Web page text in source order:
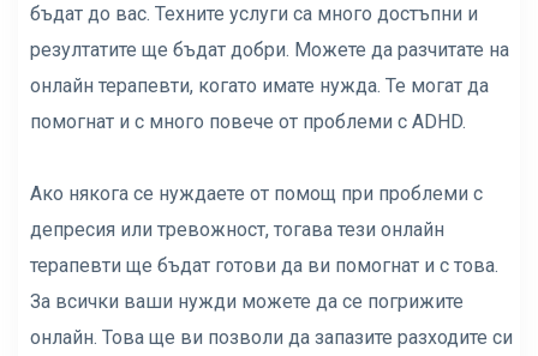
бъдат до вас. Техните услуги са много достъпни и
резултатите ще бъдат добри. Можете да разчитате на
онлайн терапевти, когато имате нужда. Те могат да
помогнат и с много повече от проблеми с ADHD.
Ако някога се нуждаете от помощ при проблеми с
депресия или тревожност, тогава тези онлайн
терапевти ще бъдат готови да ви помогнат и с това.
За всички ваши нужди можете да се погрижите
онлайн. Това ще ви позволи да запазите разходите си